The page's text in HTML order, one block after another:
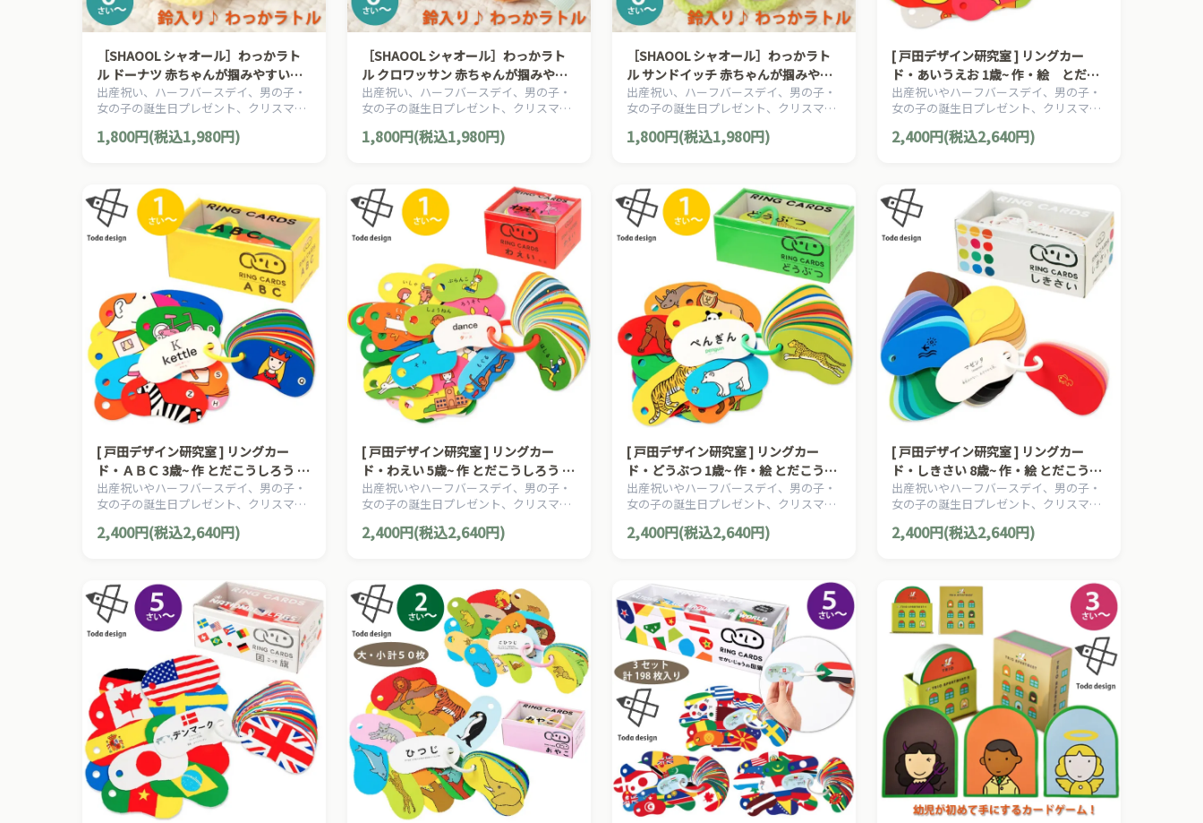
［SHAOOL シャオール］わっかラト
ル ドーナツ 赤ちゃんが掴みやすい布
製ガラガラ 出産祝い ハーフバースデ
イのプレゼントに人気
出産祝い、ハーフバースデイ、男の子・
女の子の誕生日プレゼント、クリスマス
発展する遊びが楽しい、静岡発の知育玩
1,800円(税込1,980円)
［SHAOOL シャオール］わっかラト
ル クロワッサン 赤ちゃんが掴みやす
い布製ガラガラ 出産祝い ハーフバー
スデイのプレゼントに人気
出産祝い、ハーフバースデイ、男の子・
女の子の誕生日プレゼント、クリスマス
発展する遊びが楽しい、静岡発の知育玩
1,800円(税込1,980円)
［SHAOOL シャオール］わっかラト
ル サンドイッチ 赤ちゃんが掴みやす
い布製ガラガラ 出産祝い ハーフバー
スデイのプレゼントに人気
出産祝い、ハーフバースデイ、男の子・
女の子の誕生日プレゼント、クリスマス
発展する遊びが楽しい、静岡発の知育玩
1,800円(税込1,980円)
[ 戸田デザイン研究室 ] リングカー
ド・あいうえお 1歳~ 作・絵 とだこ
うしろう はじめてのひらがな 入園 出
産祝い ハーフバースデイ
出産祝いやハーフバースデイ、男の子・
女の子の誕生日プレゼント、クリスマス
本の草分け、とだこうしろうの絵本シリ
2,400円(税込2,640円)
[ 戸田デザイン研究室 ] リングカー
ド・ＡＢＣ 3歳~ 作 とだこうしろう 英
語監修 アン・ヘリング はじめてのえ
いご 入園 入学祝い
出産祝いやハーフバースデイ、男の子・
女の子の誕生日プレゼント、クリスマス
本の草分け、とだこうしろうの絵本シリ
2,400円(税込2,640円)
[ 戸田デザイン研究室 ] リングカー
ド・わえい 5歳~ 作 とだこうしろう 英
語監修 アン・ヘリング はじめてのえ
いご 入園 入学祝い
出産祝いやハーフバースデイ、男の子・
女の子の誕生日プレゼント、クリスマス
本の草分け、とだこうしろうの絵本シリ
2,400円(税込2,640円)
[ 戸田デザイン研究室 ] リングカー
ド・どうぶつ 1歳~ 作・絵 とだこうし
ろう 英語監修 アン・ヘリング いき
もの 動物図鑑 入園
出産祝いやハーフバースデイ、男の子・
女の子の誕生日プレゼント、クリスマス
本の草分け、とだこうしろうの絵本シリ
2,400円(税込2,640円)
[ 戸田デザイン研究室 ] リングカー
ド・しきさい 8歳~ 作・絵 とだこうし
ろう 色見本帳 入園 入学祝い
出産祝いやハーフバースデイ、男の子・
女の子の誕生日プレゼント、クリスマス
本の草分け、とだこうしろうの絵本シリ
2,400円(税込2,640円)